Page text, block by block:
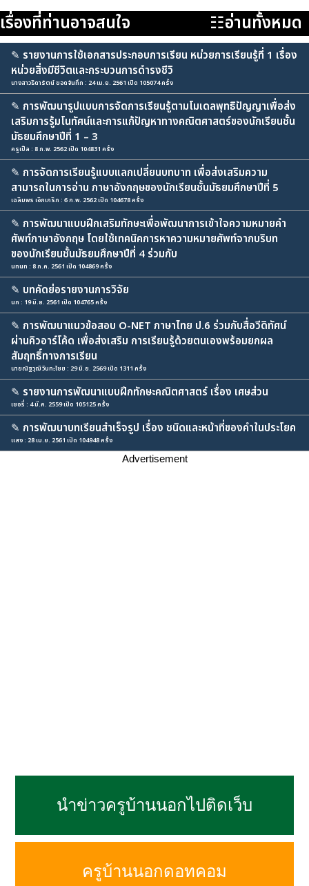
เรื่องที่ท่านอาจสนใจ ☷อ่านทั้งหมด
✎ รายงานการใช้เอกสารประกอบการเรียน หน่วยการเรียนรู้ที่ 1 เรื่อง
หน่วยสิ่งมีชีวิตและกระบวนการดำรงชีวิ
นางสาวธิดารัตน์ ขอดจันทึก : 24 เม.ย. 2561 เปิด 105074 ครั้ง
✎ การพัฒนารูปแบบการจัดการเรียนรู้ตามโมเดลพุทธิปัญญาเพื่อส่ง
เสริมการรู้มโนทัศน์และการแก้ปัญหาทางคณิตศาสตร์ของนักเรียนชั้น
มัธยมศึกษาปีที่ 1 – 3
ครูเปิ้ล : 8 ก.พ. 2562 เปิด 104831 ครั้ง
✎ การจัดการเรียนรู้แบบแลกเปลี่ยนบทบาท เพื่อส่งเสริมความ
สามารถในการอ่าน ภาษาอังกฤษของนักเรียนชั้นมัธยมศึกษาปีที่ 5
เฉลิมพร เอิกเกริก : 6 ก.พ. 2562 เปิด 104678 ครั้ง
✎ การพัฒนาแบบฝึกเสริมทักษะเพื่อพัฒนาการเข้าใจความหมายคำ
ศัพท์ภาษาอังกฤษ โดยใช้เทคนิคการหาความหมายศัพท์จากบริบท
ของนักเรียนชั้นมัธยมศึกษาปีที่ 4 ร่วมกับ
unun : 8 ก.ค. 2561 เปิด 104869 ครั้ง
✎ บทคัดย่อรายงานการวิจัย
นก : 19 มิ.ย. 2561 เปิด 104765 ครั้ง
✎ การพัฒนาแนวข้อสอบ O-NET ภาษาไทย ป.6 ร่วมกับสื่อวีดิทัศน์
ผ่านคิวอาร์โค้ด เพื่อส่งเสริม การเรียนรู้ด้วยตนเองพร้อมยกผล
สัมฤทธิ์ทางการเรียน
นายณัฐวุฒิ วินทะไชย : 29 มิ.ย. 2569 เปิด 1311 ครั้ง
✎ รายงานการพัฒนาแบบฝึกทักษะคณิตศาสตร์ เรื่อง เศษส่วน
เชอรี่ : 4 มี.ค. 2559 เปิด 105125 ครั้ง
✎ การพัฒนาบทเรียนสำเร็จรูป เรื่อง ชนิดและหน้าที่ของคำในประโยค
แสง : 28 เม.ย. 2561 เปิด 104948 ครั้ง
Advertisement
นำข่าวครูบ้านนอกไปติดเว็บ
ครูบ้านนอกดอทคอม